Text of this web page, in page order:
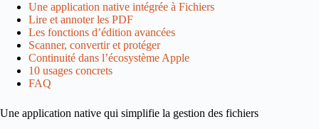
Une application native intégrée à Fichiers
Lire et annoter les PDF
Les fonctions d’édition avancées
Scanner, convertir et protéger
Continuité dans l’écosystème Apple
10 usages concrets
FAQ
Une application native qui simplifie la gestion des fichiers